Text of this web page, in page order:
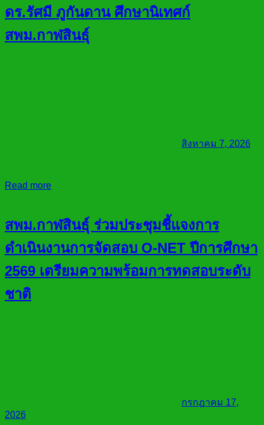
ดร.รัศมี ภูกันดาน ศึกษานิเทศก์
สพม.กาฬสินธุ์
สิงหาคม 7, 2026
Read more
สพม.กาฬสินธุ์ ร่วมประชุมชี้แจงการ
ดำเนินงานการจัดสอบ O-NET ปีการศึกษา
2569 เตรียมความพร้อมการทดสอบระดับ
ชาติ
กรกฎาคม 17,
2026